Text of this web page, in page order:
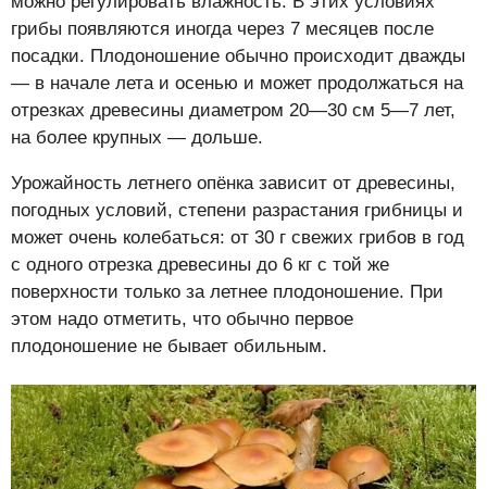
грибы появляются иногда через 7 месяцев после
посадки. Плодоношение обычно происходит дважды
— в начале лета и осенью и может продолжаться на
отрезках древесины диаметром 20—30 см 5—7 лет,
на более крупных — дольше.
Урожайность летнего опёнка зависит от древесины,
погодных условий, степени разрастания грибницы и
может очень колебаться: от 30 г свежих грибов в год
с одного отрезка древесины до 6 кг с той же
поверхности только за летнее плодоношение. При
этом надо отметить, что обычно первое
плодоношение не бывает обильным.